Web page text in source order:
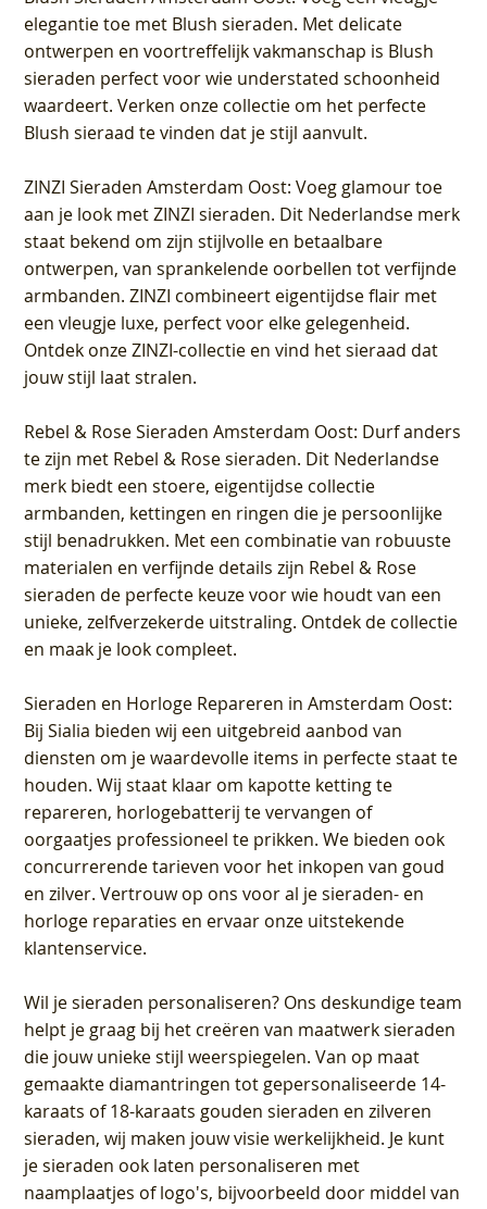
elegantie toe met Blush sieraden. Met delicate
ontwerpen en voortreffelijk vakmanschap is Blush
sieraden perfect voor wie understated schoonheid
waardeert. Verken onze collectie om het perfecte
Blush sieraad te vinden dat je stijl aanvult.
ZINZI Sieraden Amsterdam Oost: Voeg glamour toe
aan je look met ZINZI sieraden. Dit Nederlandse merk
staat bekend om zijn stijlvolle en betaalbare
ontwerpen, van sprankelende oorbellen tot verfijnde
armbanden. ZINZI combineert eigentijdse flair met
een vleugje luxe, perfect voor elke gelegenheid.
Ontdek onze ZINZI-collectie en vind het sieraad dat
jouw stijl laat stralen.
Rebel & Rose Sieraden Amsterdam Oost: Durf anders
te zijn met Rebel & Rose sieraden. Dit Nederlandse
merk biedt een stoere, eigentijdse collectie
armbanden, kettingen en ringen die je persoonlijke
stijl benadrukken. Met een combinatie van robuuste
materialen en verfijnde details zijn Rebel & Rose
sieraden de perfecte keuze voor wie houdt van een
unieke, zelfverzekerde uitstraling. Ontdek de collectie
en maak je look compleet.
Sieraden en Horloge Repareren in Amsterdam Oost:
Bij Sialia bieden wij een uitgebreid aanbod van
diensten om je waardevolle items in perfecte staat te
houden. Wij staat klaar om kapotte ketting te
repareren, horlogebatterij te vervangen of
oorgaatjes professioneel te prikken. We bieden ook
concurrerende tarieven voor het inkopen van goud
en zilver. Vertrouw op ons voor al je sieraden- en
horloge reparaties en ervaar onze uitstekende
klantenservice.
Wil je sieraden personaliseren? Ons deskundige team
helpt je graag bij het creëren van maatwerk sieraden
die jouw unieke stijl weerspiegelen. Van op maat
gemaakte diamantringen tot gepersonaliseerde 14-
karaats of 18-karaats gouden sieraden en zilveren
sieraden, wij maken jouw visie werkelijkheid. Je kunt
je sieraden ook laten personaliseren met
naamplaatjes of logo's, bijvoorbeeld door middel van